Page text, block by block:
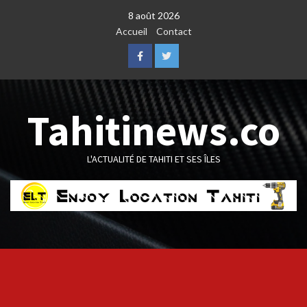
8 août 2026
Accueil
Contact
FacebookTwitter
Tahitinews.co
L'ACTUALITÉ DE TAHITI ET SES ÎLES